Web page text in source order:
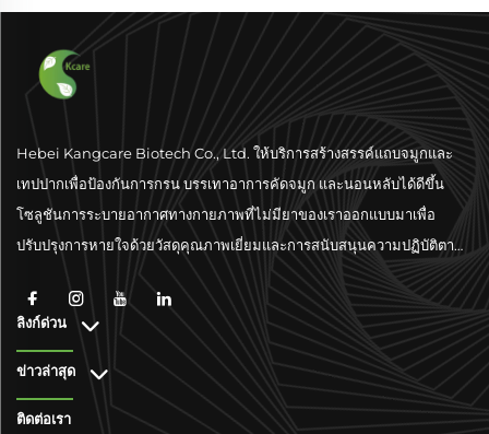
Hebei Kangcare Biotech Co., Ltd. ให้บริการสร้างสรรค์แถบจมูกและ
เทปปากเพื่อป้องกันการกรน บรรเทาอาการคัดจมูก และนอนหลับได้ดีขึ้น
โซลูชันการระบายอากาศทางกายภาพที่ไม่มียาของเราออกแบบมาเพื่อ
ปรับปรุงการหายใจด้วยวัสดุคุณภาพเยี่ยมและการสนับสนุนความปฏิบัติตาม
ลิงก์ด่วน
ข่าวล่าสุด
ติดต่อเรา